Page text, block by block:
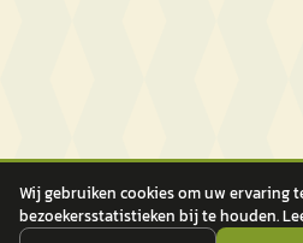
Wij gebruiken cookies om uw ervaring
bezoekersstatistieken bij te houden.